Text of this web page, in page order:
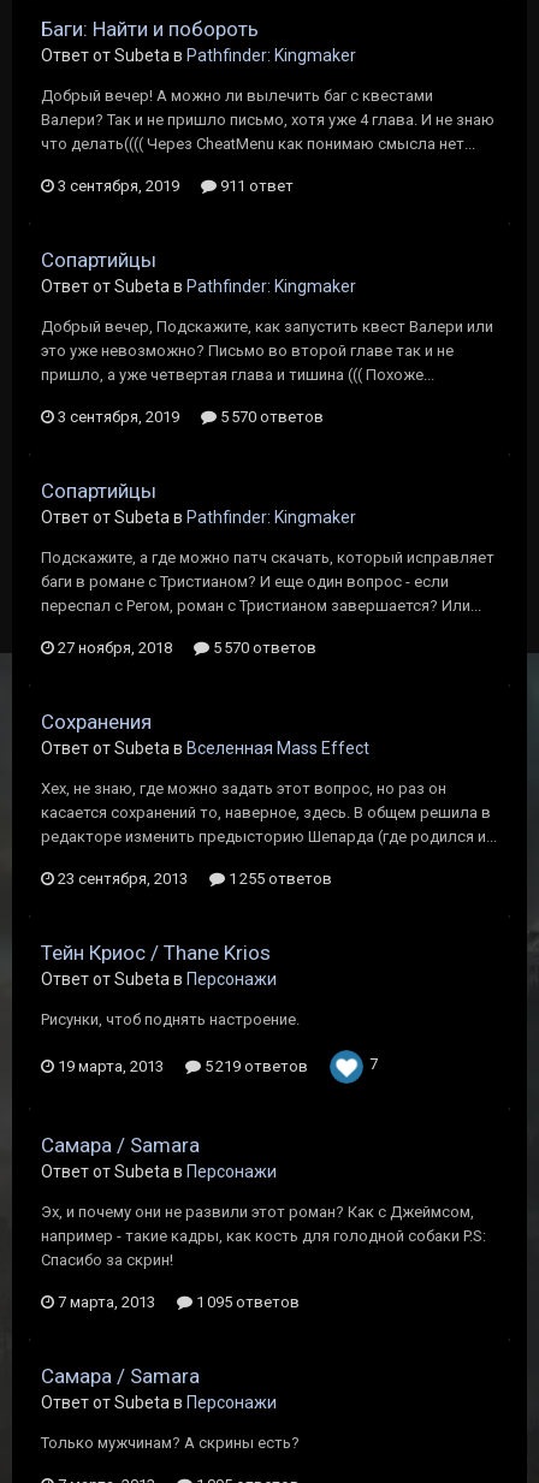
Баги: Найти и побороть
Ответ от Subeta в Pathfinder: Kingmaker
Добрый вечер! А можно ли вылечить баг с квестами
Валери? Так и не пришло письмо, хотя уже 4 глава. И не знаю
что делать(((( Через CheatMenu как понимаю смысла нет...
3 сентября, 2019 911 ответ
Сопартийцы
Ответ от Subeta в Pathfinder: Kingmaker
Добрый вечер, Подскажите, как запустить квест Валери или
это уже невозможно? Письмо во второй главе так и не
пришло, а уже четвертая глава и тишина ((( Похоже...
3 сентября, 2019 5 570 ответов
Сопартийцы
Ответ от Subeta в Pathfinder: Kingmaker
Подскажите, а где можно патч скачать, который исправляет
баги в романе с Тристианом? И еще один вопрос - если
переспал с Регом, роман с Тристианом завершается? Или...
27 ноября, 2018 5 570 ответов
Сохранения
Ответ от Subeta в Вселенная Mass Effect
Хех, не знаю, где можно задать этот вопрос, но раз он
касается сохранений то, наверное, здесь. В общем решила в
редакторе изменить предысторию Шепарда (где родился и...
23 сентября, 2013 1 255 ответов
Тейн Криос / Thane Krios
Ответ от Subeta в Персонажи
Рисунки, чтоб поднять настроение.
19 марта, 2013 5 219 ответов 7
Самара / Samara
Ответ от Subeta в Персонажи
Эх, и почему они не развили этот роман? Как с Джеймсом,
например - такие кадры, как кость для голодной собаки P.S:
Спасибо за скрин!
7 марта, 2013 1 095 ответов
Самара / Samara
Ответ от Subeta в Персонажи
Только мужчинам? А скрины есть?